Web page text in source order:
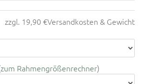
zzgl. 19,90 €Versandkosten & Gewicht
zum Rahmengrößenrechner